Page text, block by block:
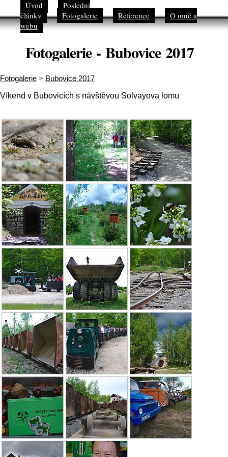
Úvod
Poslední
články
Fotogalerie Reference
O mně a
webu
Fotogalerie - Bubovice 2017
Fotogalerie > Bubovice 2017
Víkend v Bubovicích s návštěvou Solvayova lomu